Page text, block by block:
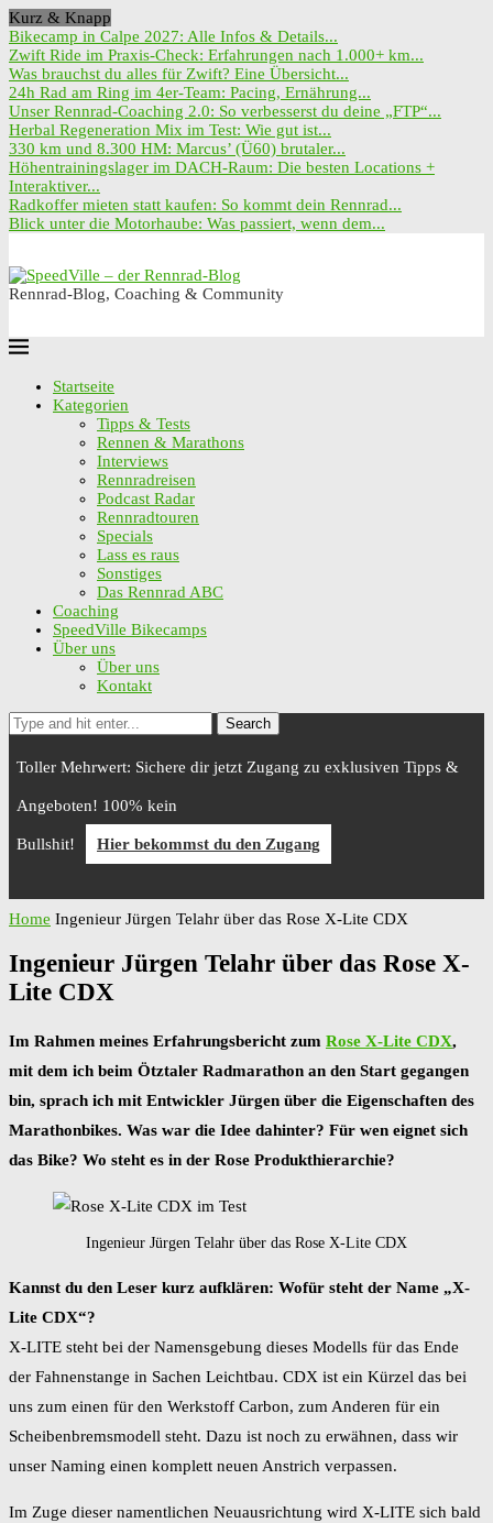
Kurz & Knapp
Bikecamp in Calpe 2027: Alle Infos & Details...
Zwift Ride im Praxis-Check: Erfahrungen nach 1.000+ km...
Was brauchst du alles für Zwift? Eine Übersicht...
24h Rad am Ring im 4er-Team: Pacing, Ernährung...
Unser Rennrad-Coaching 2.0: So verbesserst du deine „FTP“...
Herbal Regeneration Mix im Test: Wie gut ist...
330 km und 8.300 HM: Marcus’ (Ü60) brutaler...
Höhentrainingslager im DACH-Raum: Die besten Locations +
Interaktiver...
Radkoffer mieten statt kaufen: So kommt dein Rennrad...
Blick unter die Motorhaube: Was passiert, wenn dem...
Rennrad-Blog, Coaching & Community
Startseite
Kategorien
Tipps & Tests
Rennen & Marathons
Interviews
Rennradreisen
Podcast Radar
Rennradtouren
Specials
Lass es raus
Sonstiges
Das Rennrad ABC
Coaching
SpeedVille Bikecamps
Über uns
Über uns
Kontakt
Search
Toller Mehrwert: Sichere dir jetzt Zugang zu exklusiven Tipps &
Angeboten! 100% kein
Bullshit! Hier bekommst du den Zugang
Home Ingenieur Jürgen Telahr über das Rose X-Lite CDX
Ingenieur Jürgen Telahr über das Rose X-
Lite CDX
Im Rahmen meines Erfahrungsbericht zum Rose X-Lite CDX,
mit dem ich beim Ötztaler Radmarathon an den Start gegangen
bin, sprach ich mit Entwickler Jürgen über die Eigenschaften des
Marathonbikes. Was war die Idee dahinter? Für wen eignet sich
das Bike? Wo steht es in der Rose Produkthierarchie?
Ingenieur Jürgen Telahr über das Rose X-Lite CDX
Kannst du den Leser kurz aufklären: Wofür steht der Name „X-
Lite CDX“?
X-LITE steht bei der Namensgebung dieses Modells für das Ende
der Fahnenstange in Sachen Leichtbau. CDX ist ein Kürzel das bei
uns zum einen für den Werkstoff Carbon, zum Anderen für ein
Scheibenbremsmodell steht. Dazu ist noch zu erwähnen, dass wir
unser Naming einen komplett neuen Anstrich verpassen.
Im Zuge dieser namentlichen Neuausrichtung wird X-LITE sich bald